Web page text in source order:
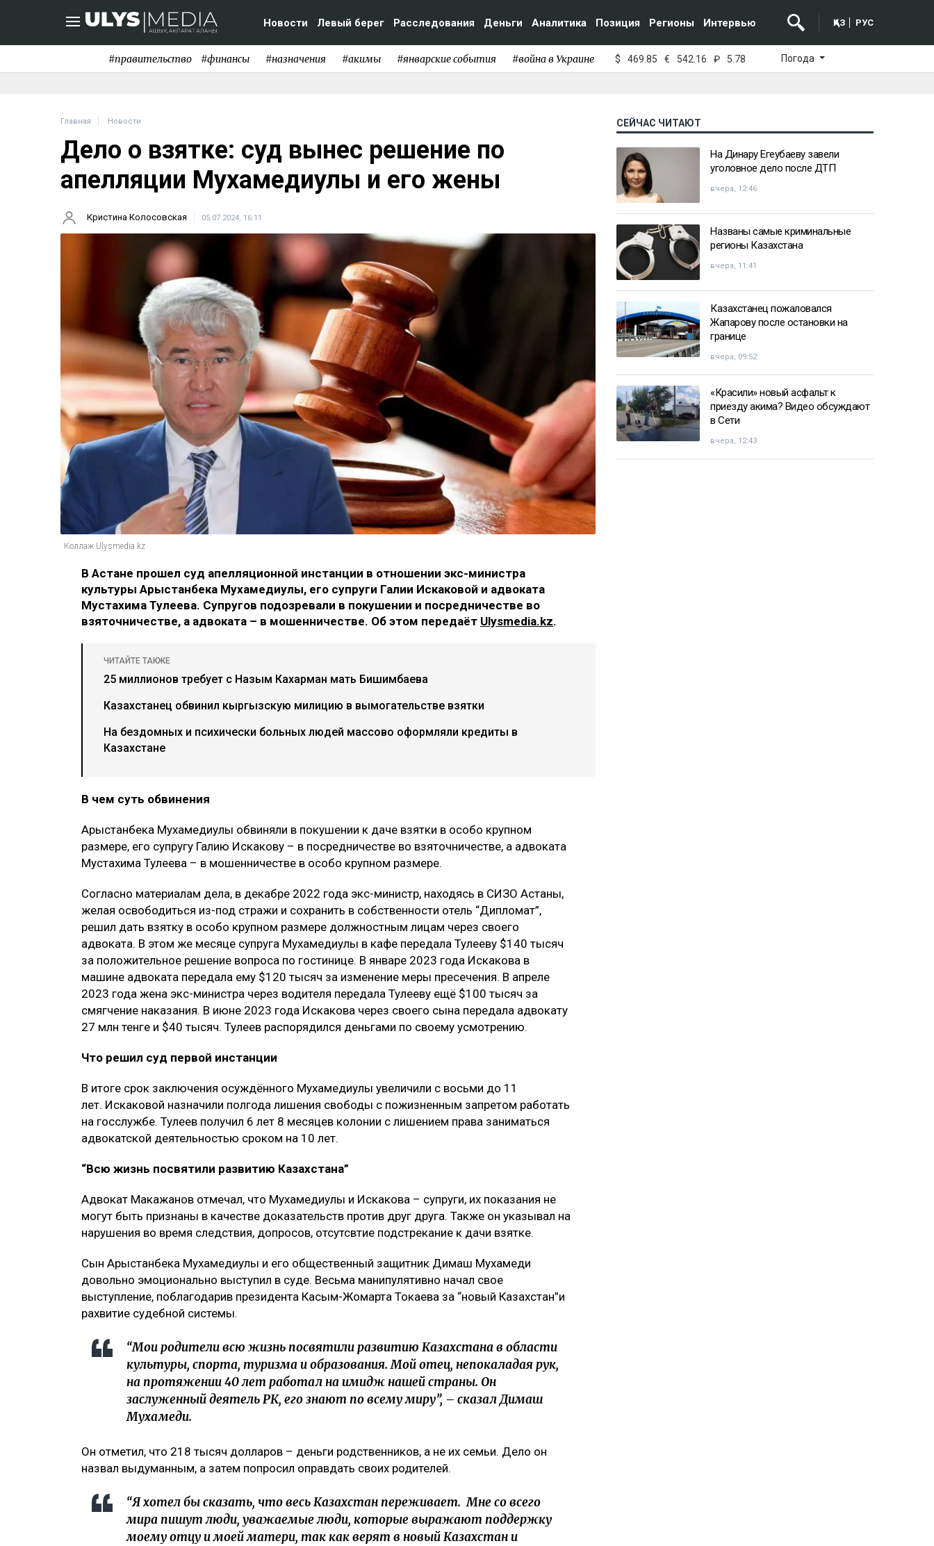
Новости Левый берег Расследования Деньги Аналитика Позиция Регионы Интервью ҚАЗ РУС
#правительство #финансы #назначения #акимы #январские события #война в Украине $ 469.85 € 542.16 ₽ 5.78 Погода
Главная Новости
Дело о взятке: суд вынес решение по
апелляции Мухамедиулы и его жены
Кристина Колосовская 05.07.2024, 16:11
Коллаж Ulysmedia.kz
В Астане прошел суд апелляционной инстанции в отношении экс-министра
культуры Арыстанбека Мухамедиулы, его супруги Галии Искаковой и адвоката
Мустахима Тулеева. Супругов подозревали в покушении и посредничестве во
взяточничестве, а адвоката – в мошенничестве. Об этом передаёт Ulysmedia.kz.
ЧИТАЙТЕ ТАКЖЕ
25 миллионов требует с Назым Кахарман мать Бишимбаева
Казахстанец обвинил кыргызскую милицию в вымогательстве взятки
На бездомных и психически больных людей массово оформляли кредиты в
Казахстане
В чем суть обвинения
Арыстанбека Мухамедиулы обвиняли в покушении к даче взятки в особо крупном
размере, его супругу Галию Искакову – в посредничестве во взяточничестве, а адвоката
Мустахима Тулеева – в мошенничестве в особо крупном размере.
Согласно материалам дела, в декабре 2022 года экс-министр, находясь в СИЗО Астаны,
желая освободиться из-под стражи и сохранить в собственности отель “Дипломат”,
решил дать взятку в особо крупном размере должностным лицам через своего
адвоката. В этом же месяце супруга Мухамедиулы в кафе передала Тулееву $140 тысяч
за положительное решение вопроса по гостинице. В январе 2023 года Искакова в
машине адвоката передала ему $120 тысяч за изменение меры пресечения. В апреле
2023 года жена экс-министра через водителя передала Тулееву ещё $100 тысяч за
смягчение наказания. В июне 2023 года Искакова через своего сына передала адвокату
27 млн тенге и $40 тысяч. Тулеев распорядился деньгами по своему усмотрению.
Что решил суд первой инстанции
В итоге срок заключения осуждённого Мухамедиулы увеличили с восьми до 11
лет. Искаковой назначили полгода лишения свободы с пожизненным запретом работать
на госслужбе. Тулеев получил 6 лет 8 месяцев колонии с лишением права заниматься
адвокатской деятельностью сроком на 10 лет.
“Всю жизнь посвятили развитию Казахстана”
Адвокат Макажанов отмечал, что Мухамедиулы и Искакова – супруги, их показания не
могут быть признаны в качестве доказательств против друг друга. Также он указывал на
нарушения во время следствия, допросов, отсутсвтие подстрекание к дачи взятке.
Сын Арыстанбека Мухамедиулы и его общественный защитник Димаш Мухамеди
довольно эмоционально выступил в суде. Весьма манипулятивно начал свое
выступление, поблагодарив президента Касым-Жомарта Токаева за “новый Казахстан”и
рахвитие судебной системы.
“Мои родители всю жизнь посвятили развитию Казахстана в области
культуры, спорта, туризма и образования. Мой отец, непокаладая рук,
на протяжении 40 лет работал на имидж нашей страны. Он
заслуженный деятель РК, его знают по всему миру”, – сказал Димаш
Мухамеди.
Он отметил, что 218 тысяч долларов – деньги родственников, а не их семьи. Дело он
назвал выдуманным, а затем попросил оправдать своих родителей.
“Я хотел бы сказать, что весь Казахстан переживает. Мне со всего
мира пишут люди, уважаемые люди, которые выражают поддержку
моему отцу и моей матери, так как верят в новый Казахстан и
СЕЙЧАС ЧИТАЮТ
На Динару Егеубаеву завели
уголовное дело после ДТП
вчера, 12:46
Названы самые криминальные
регионы Казахстана
вчера, 11:41
Казахстанец пожаловался
Жапарову после остановки на
границе
вчера, 09:52
«Красили» новый асфальт к
приезду акима? Видео обсуждают
в Сети
вчера, 12:43